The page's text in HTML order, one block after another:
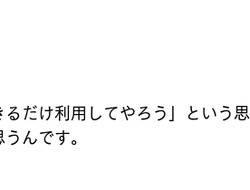
だけ利用してやろう」という思
んです。